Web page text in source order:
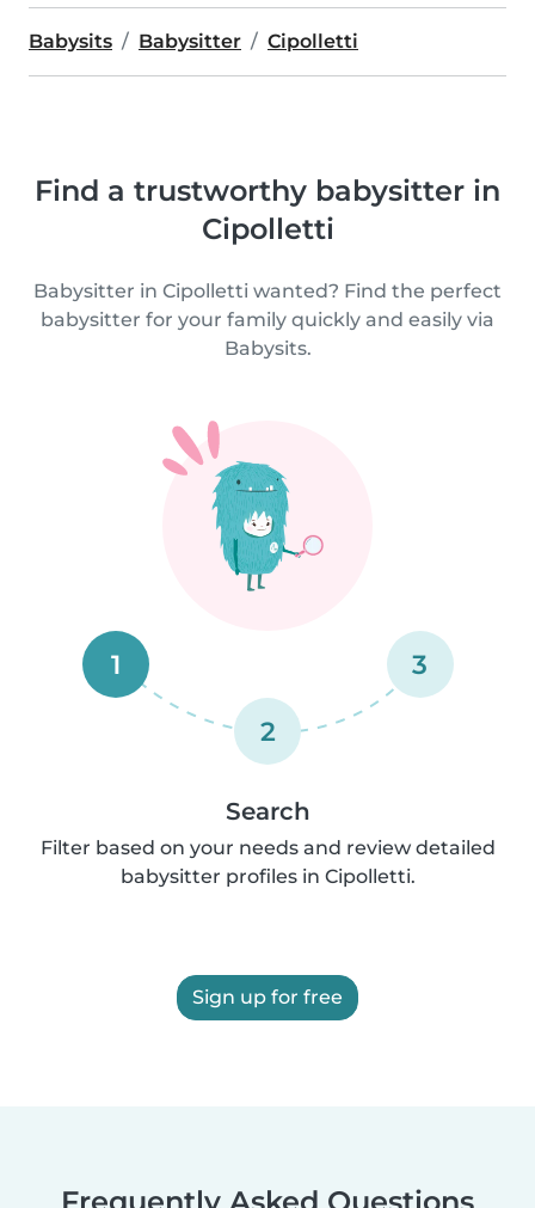
Babysits Babysitter Cipolletti
Find a trustworthy babysitter in
Cipolletti
Babysitter in Cipolletti wanted? Find the perfect
babysitter for your family quickly and easily via
Babysits.
1
2
3
Search
Filter based on your needs and review detailed
babysitter profiles in Cipolletti.
Sign up for free